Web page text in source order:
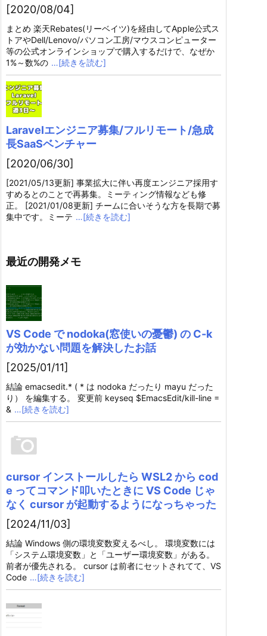
[2020/08/04]
まとめ 楽天Rebates(リーベイツ)を経由してApple公式ス
トアやDell/Lenovo/パソコン工房/マウスコンピューター
等の公式オンラインショップで購入するだけで、なぜか
1%～数%の …[続きを読む]
Laravelエンジニア募集/フルリモート/急成
長SaaSベンチャー
[2020/06/30]
[2021/05/13更新] 事業拡大に伴い再度エンジニア採用す
すめるとのことで再募集。ミーティング情報なども修
正。 [2021/01/08更新] チームに合いそうな方を長期で募
集中です。ミーテ …[続きを読む]
最近の開発メモ
VS Code で nodoka(窓使いの憂鬱) の C-k
が効かない問題を解決したお話
[2025/01/11]
結論 emacsedit.* ( * は nodoka だったり mayu だった
り） を編集する。 変更前 keyseq $EmacsEdit/kill-line =
& …[続きを読む]
cursor インストールしたら WSL2 から cod
e ってコマンド叩いたときに VS Code じゃ
なく cursor が起動するようになっちゃった
[2024/11/03]
結論 Windows 側の環境変数変えるべし。 環境変数には
「システム環境変数」と「ユーザー環境変数」がある。
前者が優先される。 cursor は前者にセットされてて、VS
Code …[続きを読む]